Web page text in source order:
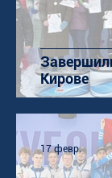
Кирове
17 февр.